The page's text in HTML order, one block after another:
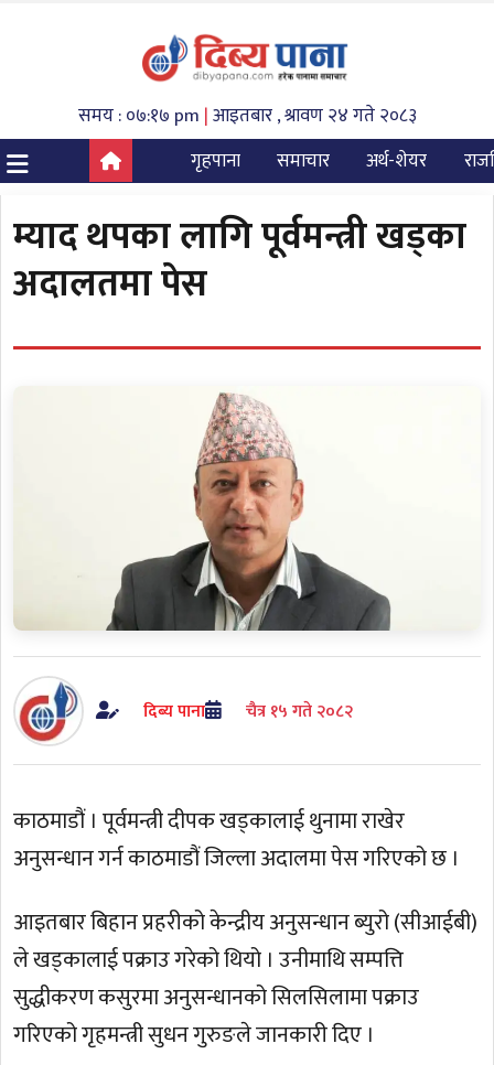
समय : ०७:१७ pm |आइतबार , श्रावण २४ गते २०८३
गृहपाना
समाचार अर्थ-शेयर
म्याद थपका लागि पूर्वमन्त्री खड्का
अदालतमा पेस
दिब्य पाना चैत्र १५ गते २०८२
काठमाडौं । पूर्वमन्त्री दीपक खड्कालाई थुनामा राखेर
अनुसन्धान गर्न काठमाडौं जिल्ला अदालमा पेस गरिएको छ ।
आइतबार बिहान प्रहरीको केन्द्रीय अनुसन्धान ब्युरो (सीआईबी)
ले खड्कालाई पक्राउ गरेको थियो । उनीमाथि सम्पत्ति
सुद्धीकरण कसुरमा अनुसन्धानको सिलसिलामा पक्राउ
गरिएको गृहमन्त्री सुधन गुरुङले जानकारी दिए ।